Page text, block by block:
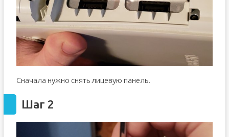
Сначала нужно снять лицевую панель.
Шаг 2